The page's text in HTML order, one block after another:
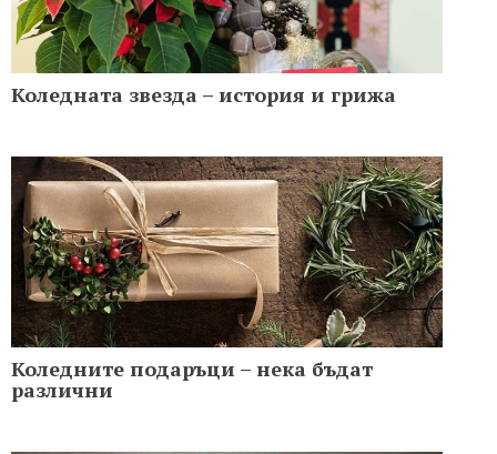
Коледната звезда – история и грижа
Коледните подаръци – нека бъдат
различни